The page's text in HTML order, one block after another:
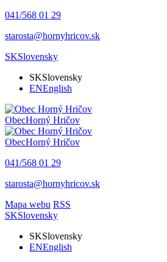
041/568 01 29
starosta@hornyhricov.sk
SKSlovensky
SKSlovensky
ENEnglish
ObecHorný Hričov
ObecHorný Hričov
041/568 01 29
starosta@hornyhricov.sk
Mapa webu RSS
SKSlovensky
SKSlovensky
ENEnglish